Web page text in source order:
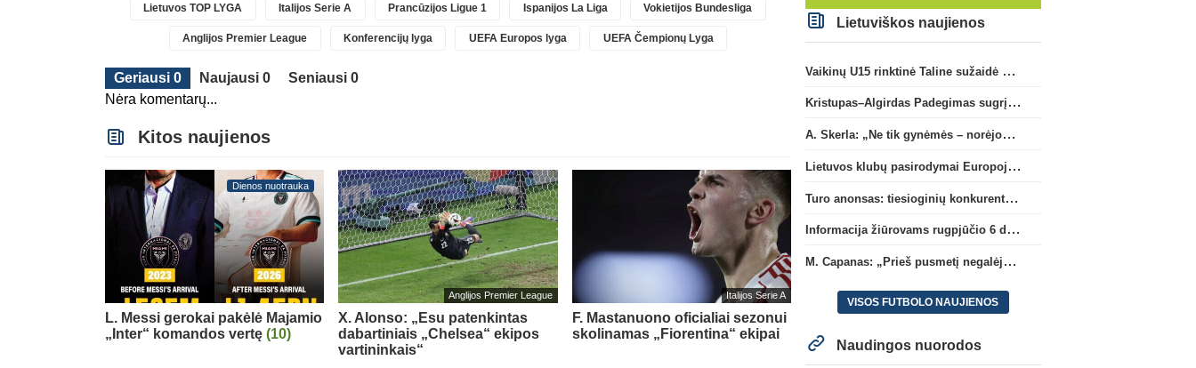
Lietuvos TOP LYGA Italijos Serie A Prancūzijos Ligue 1 Ispanijos La Liga Vokietijos Bundesliga
Anglijos Premier League Konferencijų lyga UEFA Europos lyga UEFA Čempionų Lyga
Geriausi 0 Naujausi 0
Seniausi 0
Nėra komentarų...
Kitos naujienos
Dienos nuotrauka
L. Messi gerokai pakėlė Majamio
„Inter“ komandos vertę (10)
Anglijos Premier League
X. Alonso: „Esu patenkintas
dabartiniais „Chelsea“ ekipos
vartininkais“
Italijos Serie A
F. Mastanuono oficialiai sezonui
skolinamas „Fiorentina“ ekipai
Lietuviškos naujienos
Vaikinų U15 rinktinė Taline sužaidė pirmąsias kontrolines rungtynes
Kristupas–Algirdas Padegimas sugrįžta į FC „Hegelmann” B sudėtį
A. Skerla: „Ne tik gynėmės – norėjome atakuoti“
Lietuvos klubų pasirodymai Europoje: patirti pralaimėjimai Kroatijos atstovams
Turo anonsas: tiesioginių konkurentų dvikova Gargžduose
Informacija žiūrovams rugpjūčio 6 d. UEFA rungtynėms
M. Capanas: „Prieš pusmetį negalėjau net įsivaizduoti, kad žaisime prieš „Hajduk“
VISOS FUTBOLO NAUJIENOS
Naudingos nuorodos